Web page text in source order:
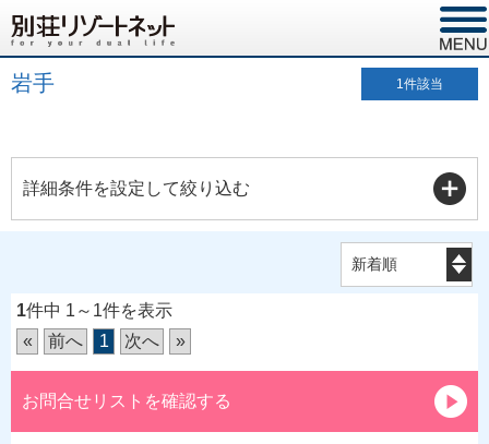
岩手 1件該当
詳細条件を設定して絞り込む
1件中 1～1件を表示
«
前へ 1 次へ »
お問合せリストを確認する